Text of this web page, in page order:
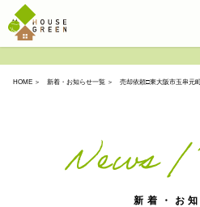
HOME ＞ 新着・お知らせ一覧 ＞ 売却依頼□東大阪市玉串元
News /
新着・お